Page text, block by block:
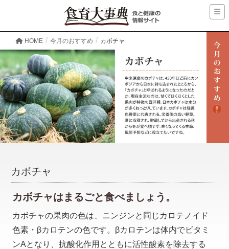
HOME 今月のおすすめ カボチャ
カボチャ
カボチャはまるごと食べましょう。
カボチャの果肉の色は、ニンジンと同じカロテノイド
色素・βカロテンの色です。βカロテンは体内でビタミ
ンAとなり、抗酸化作用とともに活性酸素を除去する